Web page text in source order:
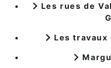
Les rues de
Les travaux